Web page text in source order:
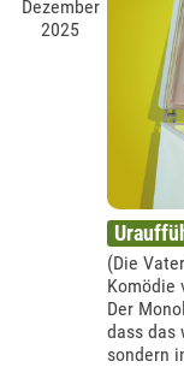
Dezember
2025
(Die
Komödie
Der
dass das
sondern